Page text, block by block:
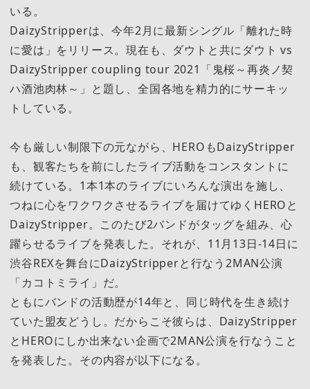
いる。
DaizyStripperは、今年2月に最新シングル「離れた時
に愛は」をリリース。現在も、ダウトと共にダウト vs
DaizyStripper coupling tour 2021「鬼桜～再炎ノ契
ハ酒池肉林～」と題し、全国各地を精力的にサーキッ
トしている。
今も厳しい制限下の元ながら、HEROもDaizyStripper
も、観客たちを前にしたライブ活動をコンスタントに
続けている。1本1本のライブにいろんな演出を施し、
つねに心をワクワクさせるライブを届けてゆくHEROと
DaizyStripper。このたび2バンドがタッグを組み、心
躍らせるライブを発表した。それが、11月13日-14日に
渋谷REXを舞台にDaizyStripperと行なう2MAN公演
「カコトミライ」だ。
ともにバンドの活動歴が14年と、同じ時代を生き続け
ていた盟友どうし。だからこそ彼らは、DaizyStripper
とHEROにしか出来ない企画で2MAN公演を行なうこと
を発表した。その内容が以下になる。